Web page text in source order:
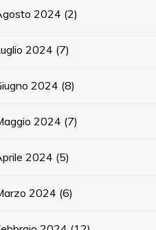
2024 (2)
2024 (7)
2024 (8)
2024 (7)
2024 (5)
2024 (6)